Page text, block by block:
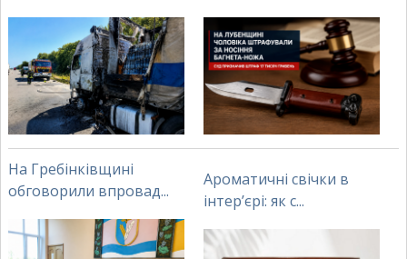
На Гребінківщині
обговорили впровад...
Ароматичні свічки в
інтер’єрі: як с...